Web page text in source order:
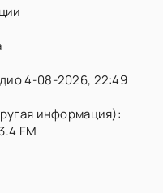
4-08-2026, 22:49
информация):
FM